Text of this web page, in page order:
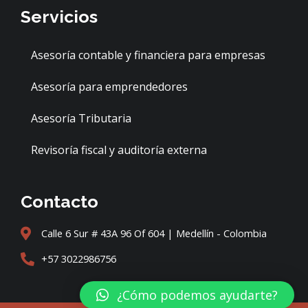
o r
m
Servicios
Asesoría contable y financiera para empresas
Asesoría para emprendedores
Asesoría Tributaria
Revisoría fiscal y auditoría externa
Contacto
Calle 6 Sur # 43A 96 Of 604 | Medellín - Colombia
+57 3022986756
¿Cómo podemos ayudarte?